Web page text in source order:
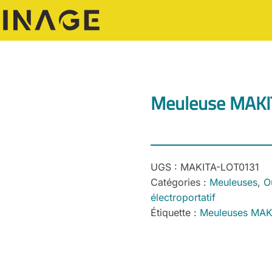
Meuleuse
UGS : MAKITA-LOT0131
Catégories : Meuleuses,
électroportatif
Étiquette : Meuleuses